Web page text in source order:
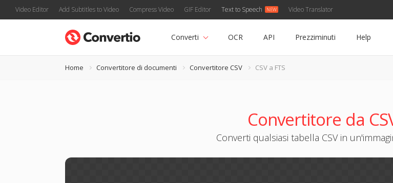
Video Editor Add Subtitles to Video Compress Video GIF Editor Text to Speech Video Translator
Converti OCR API Prezziminuti Help
Home Convertitore di documenti Convertitore CSV CSV a FTS
Convertitore da
Converti qualsiasi tabella CSV in